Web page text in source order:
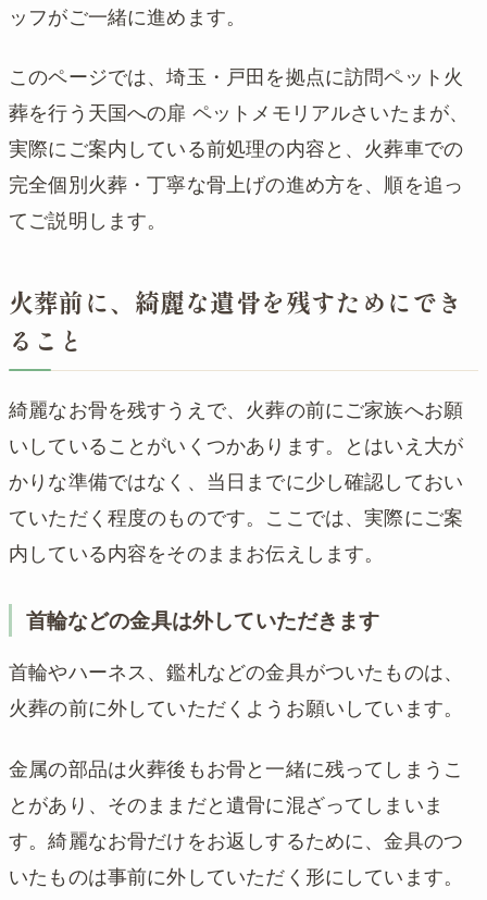
ッフがご一緒に進めます。
このページでは、埼玉・戸田を拠点に訪問ペット火
葬を行う天国への扉 ペットメモリアルさいたまが、
実際にご案内している前処理の内容と、火葬車での
完全個別火葬・丁寧な骨上げの進め方を、順を追っ
てご説明します。
火葬前に、綺麗な遺骨を残すためにでき
ること
綺麗なお骨を残すうえで、火葬の前にご家族へお願
いしていることがいくつかあります。とはいえ大が
かりな準備ではなく、当日までに少し確認しておい
ていただく程度のものです。ここでは、実際にご案
内している内容をそのままお伝えします。
首輪などの金具は外していただきます
首輪やハーネス、鑑札などの金具がついたものは、
火葬の前に外していただくようお願いしています。
金属の部品は火葬後もお骨と一緒に残ってしまうこ
とがあり、そのままだと遺骨に混ざってしまいま
す。綺麗なお骨だけをお返しするために、金具のつ
いたものは事前に外していただく形にしています。